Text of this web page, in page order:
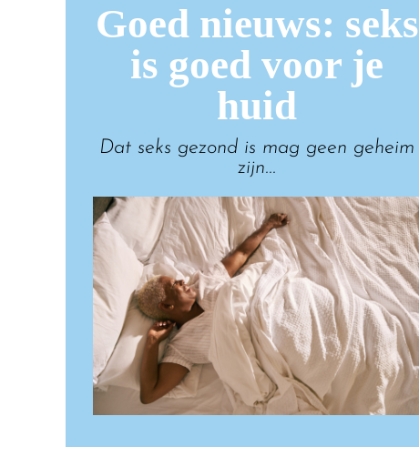
Goed nieuws: seks
is goed voor je
huid
Dat seks gezond is mag geen geheim
zijn...